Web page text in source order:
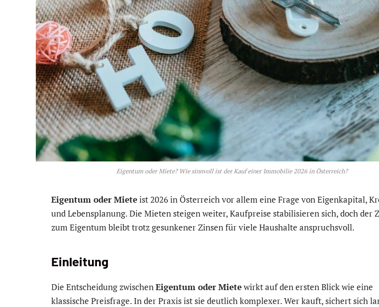
Eigentum oder Miete? Wie sinnvoll ist der Kauf einer Immobilie 2026 in Österreich?
Eigentum oder Mieteist 2026 in Österreich vor allem eine Frage von Eigenkapital,
und Lebensplanung. Die Mieten steigen weiter, Kaufpreise stabilisieren sich, doch der
zum Eigentum bleibt trotz gesunkener Zinsen für viele Haushalte anspruchsvoll.
Einleitung
Die Entscheidung zwischenEigentum oder Mietewirkt auf den ersten Blick wie eine
klassische Preisfrage. In der Praxis ist sie deutlich komplexer. Wer kauft, sichert sich